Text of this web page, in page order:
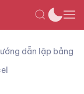
dẫn lập bảng